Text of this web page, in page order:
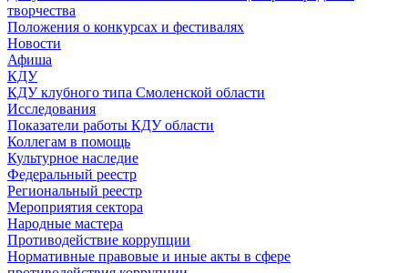
творчества
Положения о конкурсах и фестивалях
Новости
Афиша
КДУ
КДУ клубного типа Смоленской области
Исследования
Показатели работы КДУ области
Коллегам в помощь
Культурное наследие
Федеральный реестр
Региональный реестр
Мероприятия сектора
Народные мастера
Противодействие коррупции
Нормативные правовые и иные акты в сфере